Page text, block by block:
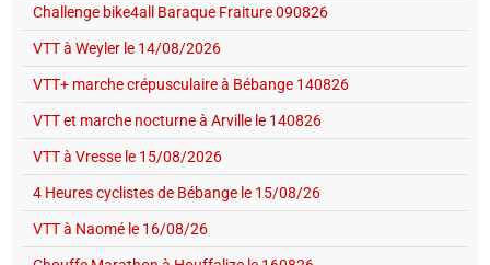
Challenge bike4all Baraque Fraiture 090826
VTT à Weyler le 14/08/2026
VTT+ marche crépusculaire à Bébange 140826
VTT et marche nocturne à Arville le 140826
VTT à Vresse le 15/08/2026
4 Heures cyclistes de Bébange le 15/08/26
VTT à Naomé le 16/08/26